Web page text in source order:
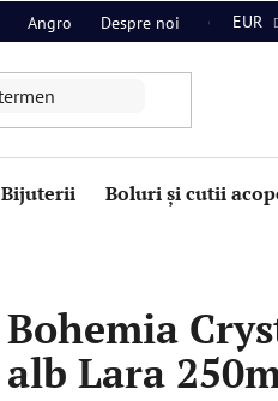
Angro Despre noi Contact
EUR
Bijuterii Boluri și cutii
Bohemia
alb Lara